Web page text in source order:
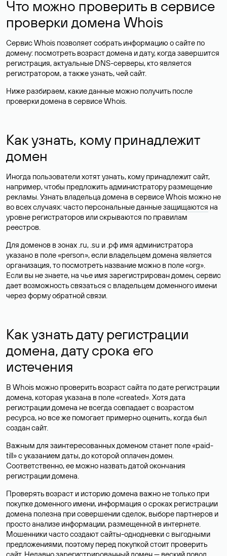
Что можно проверить в сервисе
проверки домена Whois
Сервис Whois позволяет собрать информацию о сайте по
домену: посмотреть возраст домена и дату, когда завершится
регистрация, актуальные DNS-серверы, кто является
регистратором, а также узнать, чей сайт.
Ниже разбираем, какие данные можно получить после
проверки домена в сервисе Whois.
Как узнать, кому принадлежит
домен
Иногда пользователи хотят узнать, кому принадлежит сайт,
например, чтобы предложить администратору размещение
рекламы. Узнать владельца домена в сервисе Whois можно не
во всех случаях: часто персональные данныезащищаются на
уровне регистраторов или скрываются по правилам
реестров.
Для доменов в зонах .ru, .su и .рф имя администратора
указано в поле «person», если владельцем домена является
организация, то посмотреть название можно в поле «org».
Если вы не знаете, на чье имя зарегистрирован домен, сервис
дает возможность связаться с владельцем доменного имени
через форму обратной связи.
Как узнать дату регистрации
домена, дату срока его
истечения
В Whois можно проверить возраст сайта по дате регистрации
домена, которая указана в поле «created». Хотя дата
регистрации домена не всегда совпадает с возрастом
ресурса, но все же помогает примерно оценить, когда был
создан сайт.
Важным для заинтересованных доменом станет поле «paid-
till» с указанием даты, до которой оплачен домен.
Соответственно, ее можно назвать датой окончания
регистрации домена.
Проверять возраст и историю домена важно не только при
покупке доменного имени, информация о сроках регистрации
домена полезна при совершении сделок, выборе партнеров и
просто анализе информации, размещенной в интернете.
Мошенники часто создают сайты-однодневки с выгодными
предложениями, поэтому перед покупкой стоит проверить